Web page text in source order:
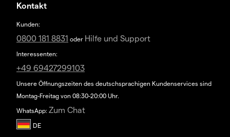
Kontakt
Kunden:
0800 181 8831 oder Hilfe und Support
Interessenten:
+49 69427299103
Unsere Öffnungszeiten des deutschsprachigen Kundenservices sind
Montag-Freitag von 08:30-20:00 Uhr.
WhatsApp: Zum Chat